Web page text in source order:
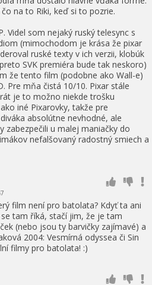
na to Riki, keď si to pozrie.
Videl som nejaký ruský telesync s
(mimochodom je krása že pixar
ruské texty v ich verzii, klobúk
SVK premiéra bude tak neskoro)
že tento film (podobne ako Wall-e)
Pre mňa čistá 10/10. Pixar stále
je to možno niekde trošku
iné Pixarovky, takže pre
absolútne nevhodné, ale
zabezpečili u malej maniačky do
nefalšovaný radostný smiech a
film není pro batolata? Kdyť ta ani
tam říká, stačí jim, že je tam
(nebo jsou ty barvičky zajímavé) a
2004: Vesmírná odyssea či Sin
filmy pro batolata! :)